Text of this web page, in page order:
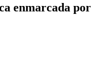
enmarcada por